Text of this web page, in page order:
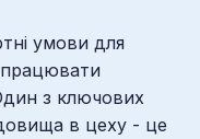
умови для
з ключових
в цеху - це